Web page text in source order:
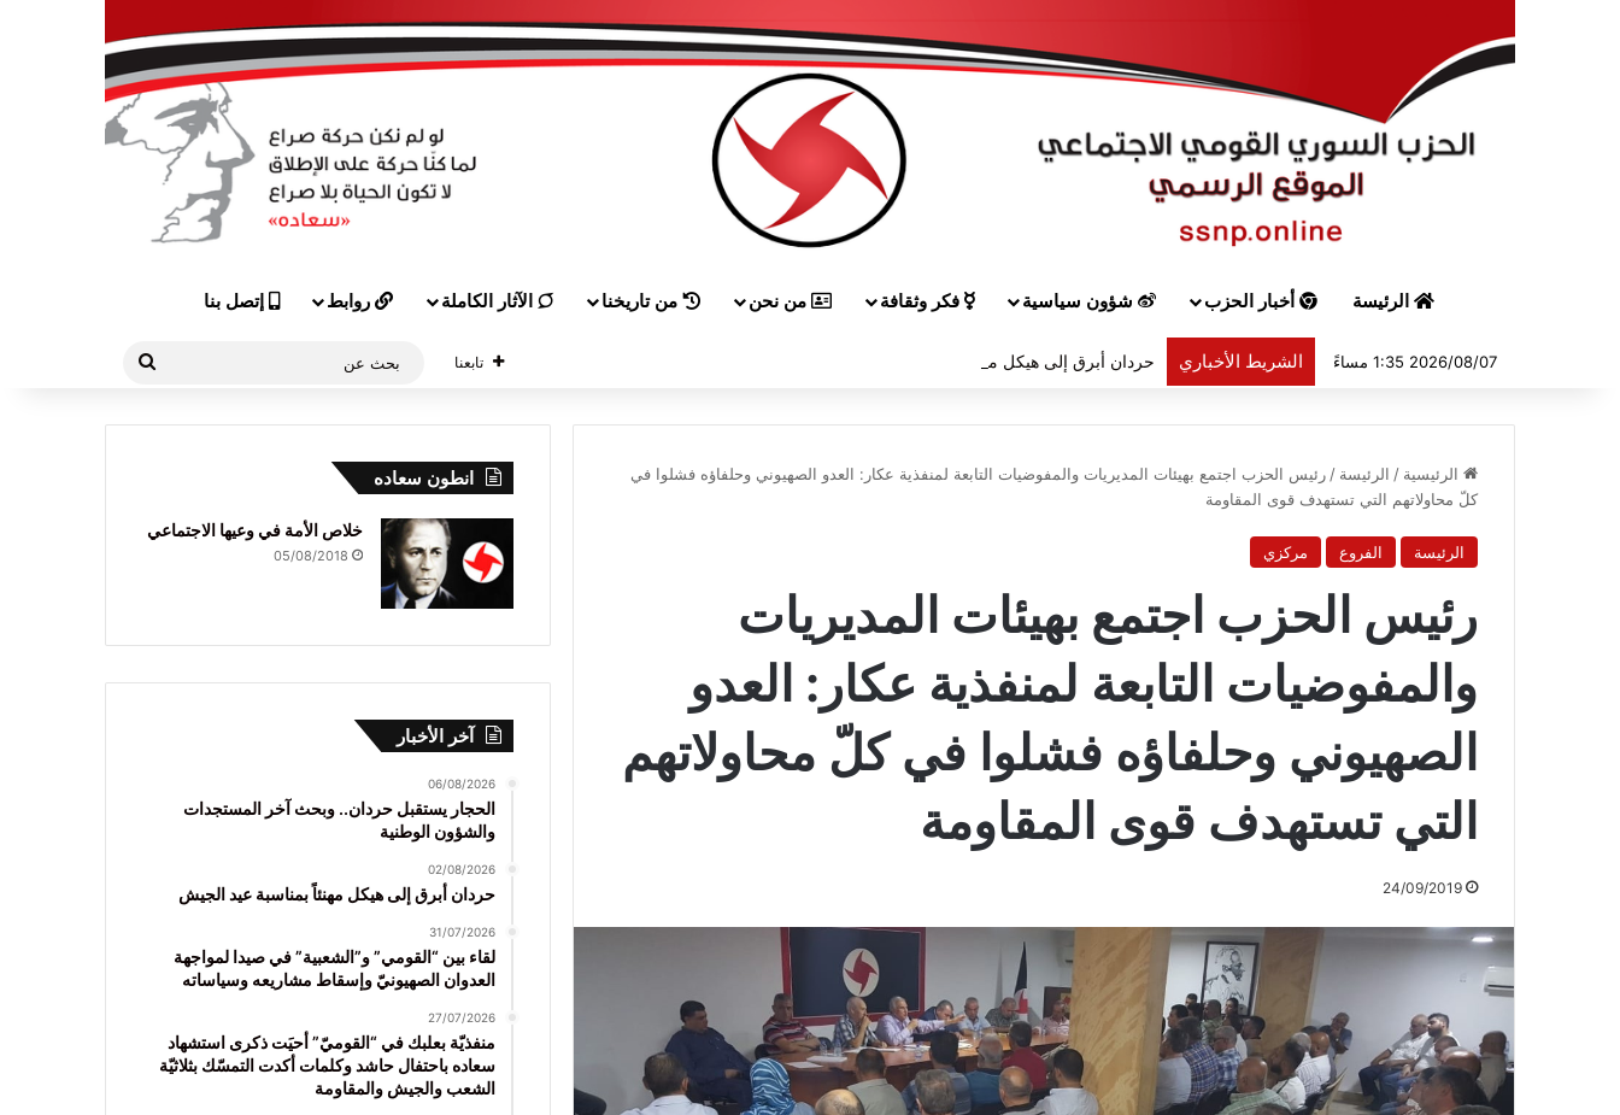
الرئيسة أخبار الحزب شؤون سياسية فكر وثقافة من نحن من تاريخنا الآثار الكاملة روابط إتصل بنا
2026/08/07 1:35 مساءً الشريط الأخباري حردان أبرق إلى هيكل مهنئاً بمناسبة عيد الجيش تابعنا
الرئيسية / الرئيسة / رئيس الحزب اجتمع بهيئات المديريات والمفوضيات التابعة لمنفذية عكار: العدو الصهيوني وحلفاؤه فشلوا في
كلّ محاولاتهم التي تستهدف قوى المقاومة
الرئيسة الفروع مركزي
رئيس الحزب اجتمع بهيئات المديريات
والمفوضيات التابعة لمنفذية عكار: العدو
الصهيوني وحلفاؤه فشلوا في كلّ محاولاتهم
التي تستهدف قوى المقاومة
24/09/2019
انطون سعاده
خلاص الأمة في وعيها الاجتماعي
05/08/2018
آخر الأخبار
06/08/2026
الحجار يستقبل حردان.. وبحث آخر المستجدات
والشؤون الوطنية
02/08/2026
حردان أبرق إلى هيكل مهنئاً بمناسبة عيد الجيش
31/07/2026
لقاء بين “القومي” و”الشعبية” في صيدا لمواجهة
العدوان الصهيونيّ وإسقاط مشاريعه وسياساته
27/07/2026
منفذيّة بعلبك في “القوميّ” أحيَت ذكرى استشهاد
سعاده باحتفال حاشد وكلمات أكدت التمسّك بثلاثيّة
الشعب والجيش والمقاومة